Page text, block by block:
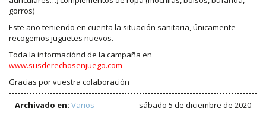
gorros)
Este año teniendo en cuenta la situación sanitaria, únicamente
recogemos juguetes nuevos.
Toda la informaciónd de la campaña en
www.susderechosenjuego.com
Gracias por vuestra colaboración
Archivado en: Varios sábado 5 de diciembre de 2020